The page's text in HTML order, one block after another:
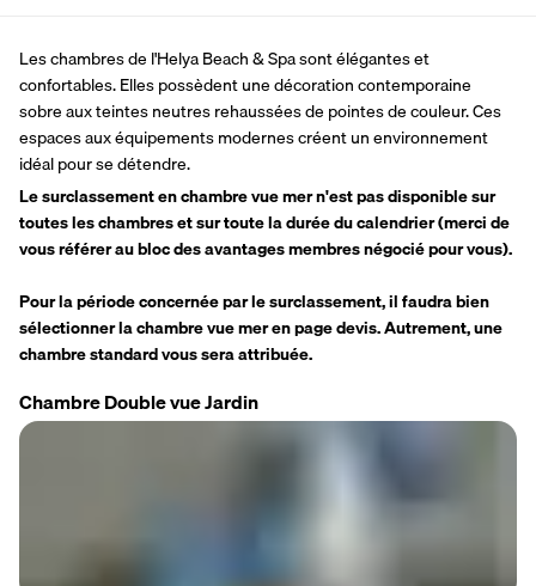
Les chambres de l'Helya Beach & Spa sont élégantes et
confortables. Elles possèdent une décoration contemporaine
sobre aux teintes neutres rehaussées de pointes de couleur. Ces
espaces aux équipements modernes créent un environnement
idéal pour se détendre.
Le surclassement en chambre vue mer n'est pas disponible sur
toutes les chambres et sur toute la durée du calendrier (merci de
vous référer au bloc des avantages membres négocié pour vous).
Pour la période concernée par le surclassement, il faudra bien
sélectionner la chambre vue mer en page devis. Autrement, une
chambre standard vous sera attribuée.
Chambre Double vue Jardin